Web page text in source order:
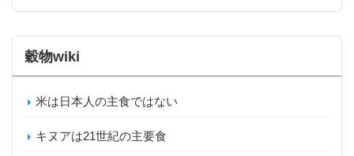
穀物wiki
米は日本人の主食ではない
キヌアは21世紀の主要食